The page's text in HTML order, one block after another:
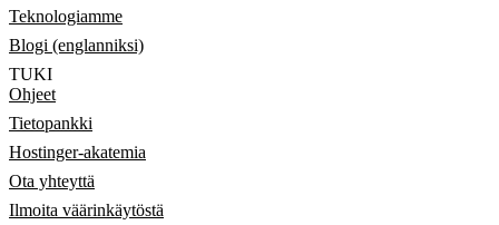
Teknologiamme
Blogi (englanniksi)
TUKI
Ohjeet
Tietopankki
Hostinger-akatemia
Ota yhteyttä
Ilmoita väärinkäytöstä